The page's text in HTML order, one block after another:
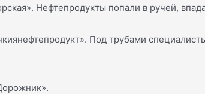
Нефтепродукты попали в ручей,
Под трубами